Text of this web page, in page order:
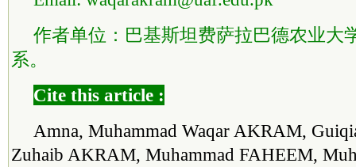
作者单位：巴基斯坦费萨拉巴德农业大
系。
Cite this article :
Amna, Muhammad Waqar AKRAM,
Zuhaib AKRAM, Muhammad FAHEEM,